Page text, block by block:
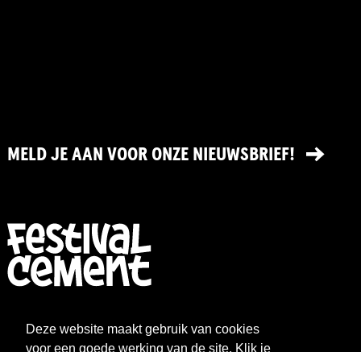
Deze website maakt gebruik van cookies
voor een goede werking van de site. Klik je
MELD JE AAN VOOR ONZE NIEUWSBRIEF!
WAT WE DOEN
ARCHIEF